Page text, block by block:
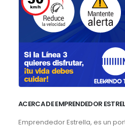
ACERCA DE EMPRENDEDOR
Emprendedor Estrella, es un